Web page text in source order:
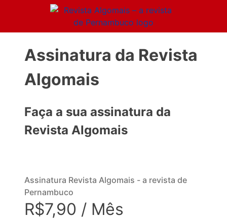
Assinatura da Revista
Algomais
Faça a sua assinatura da
Revista Algomais
Assinatura Revista Algomais - a revista de
Pernambuco
R$7,90 / Mês